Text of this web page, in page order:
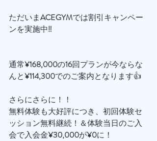
ただいまACEGYMでは割引キャンペー
ンを実施中‼️
通常¥168,000の16回プランが今ならな
んと¥114,300でのご案内となります👍
さらにさらに！！
無料体験も大好評につき、初回体験セ
ッション無料継続！＆体験当日のご入
会で入会金¥30,000が¥0に！